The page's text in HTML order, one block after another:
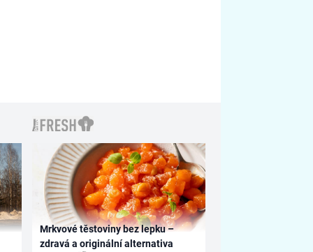
Mrkvové těstoviny bez lepku –
zdravá a originální alternativa